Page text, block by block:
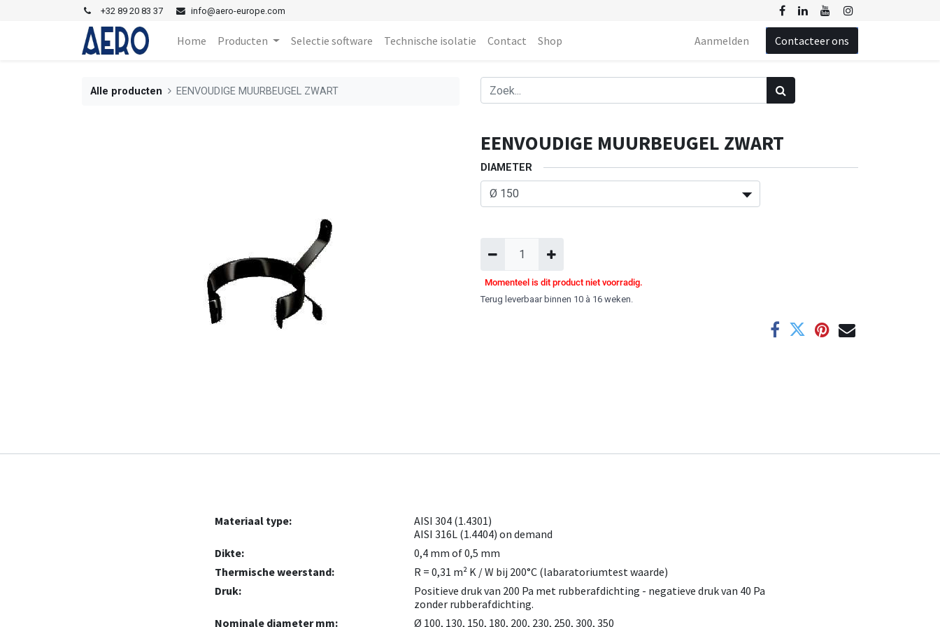
+32 89 20 83 37 info@aero-europe.com
Home Producten Selectie software Technische isolatie Contact Shop Aanmelden Contacteer ons
Alle producten EENVOUDIGE MUURBEUGEL ZWART
EENVOUDIGE MUURBEUGEL ZWART
DIAMETER
Momenteel is dit product niet voorradig.
Terug leverbaar binnen 10 à 16 weken.
Materiaal type:
AISI 304 (1.4301)
AISI 316L (1.4404) on demand
Dikte:
0,4 mm of 0,5 mm
Thermische weerstand:
R = 0,31 m² K / W bij 200°C (labaratoriumtest waarde)
Druk:
Positieve druk van 200 Pa met rubberafdichting - negatieve druk van 40 Pa
zonder rubberafdichting.
Nominale diameter mm:
Ø 100, 130, 150, 180, 200, 230, 250, 300, 350